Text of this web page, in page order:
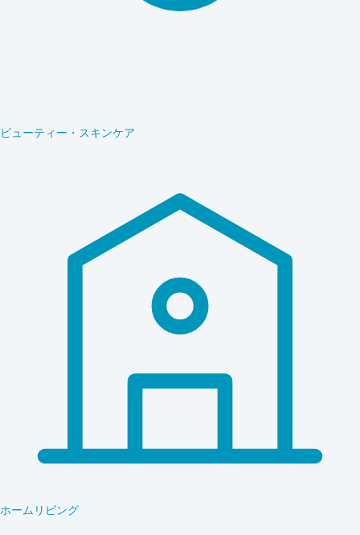
ビューティー・スキンケア
ホームリビング